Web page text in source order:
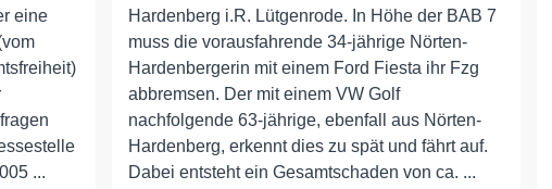
eine
...
Hardenberg i.R. Lütgenrode. In Höhe der BAB 7
muss die vorausfahrende 34-jährige Nörten-
Hardenbergerin mit einem Ford Fiesta ihr Fzg
abbremsen. Der mit einem VW Golf
nachfolgende 63-jährige, ebenfall aus Nörten-
Hardenberg, erkennt dies zu spät und fährt auf.
Dabei entsteht ein Gesamtschaden von ca. ...